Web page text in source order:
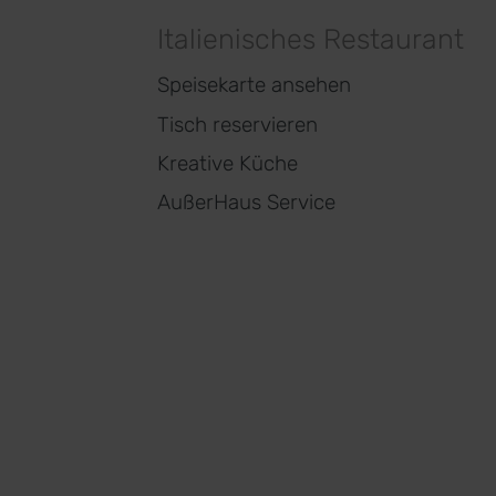
Italienisches Restaurant
Speisekarte ansehen
Tisch reservieren
Kreative Küche
AußerHaus Service